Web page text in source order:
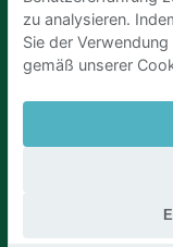
Parkplaetze
Parken
zu analysieren.
Sie der
gemäß unserer